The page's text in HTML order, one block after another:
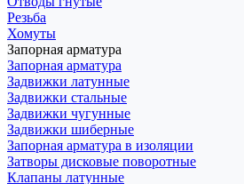
Резьба
Хомуты
Запорная арматура
Запорная арматура
Задвижки латунные
Задвижки стальные
Задвижки чугунные
Задвижки шиберные
Запорная арматура в изоляции
Затворы дисковые поворотные
Клапаны латунные